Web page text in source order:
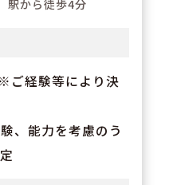
駅から徒歩4分
経験等により決
、能力を考慮のう